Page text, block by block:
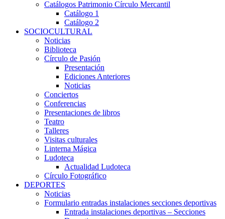
Catálogos Patrimonio Círculo Mercantil
Catálogo 1
Catálogo 2
SOCIOCULTURAL
Noticias
Biblioteca
Círculo de Pasión
Presentación
Ediciones Anteriores
Noticias
Conciertos
Conferencias
Presentaciones de libros
Teatro
Talleres
Visitas culturales
Linterna Mágica
Ludoteca
Actualidad Ludoteca
Círculo Fotográfico
DEPORTES
Noticias
Formulario entradas instalaciones secciones deportivas
Entrada instalaciones deportivas – Secciones